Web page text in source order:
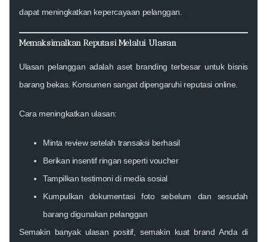
dapat meningkatkan kepercayaan pelanggan.
Memaksimalkan Reputasi Melalui Ulasan
Ulasan pelanggan adalah aset branding terbesar untuk bisnis
barang bekas. Konsumen sangat dipengaruhi reputasi online.
Cara meningkatkan ulasan:
Minta review setelah transaksi berhasil
Berikan insentif ringan seperti voucher
Tampilkan testimoni di media sosial
Kumpulkan dokumentasi foto sebelum dan sesudah
barang digunakan pelanggan
Semakin banyak ulasan positif, semakin kuat brand Anda di